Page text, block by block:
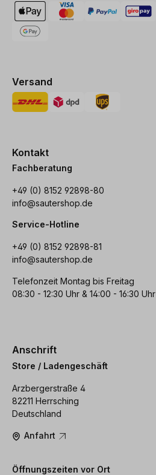
Versand
Kontakt
Fachberatung
+49 (0) 8152 92898-80
info@sautershop.de
Service-Hotline
+49 (0) 8152 92898-81
info@sautershop.de
Telefonzeit Montag bis Freitag
08:30 - 12:30 Uhr & 14:00 - 16:30 Uhr
Anschrift
Store / Ladengeschäft
Arzbergerstraße 4
82211 Herrsching
Deutschland
Anfahrt
Öffnungszeiten vor Ort